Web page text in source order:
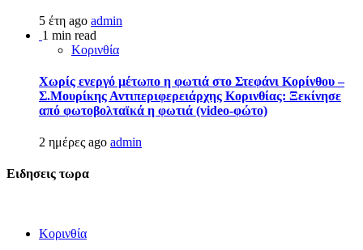
5 έτη ago admin
1 min read
Κορινθία
Χωρίς ενεργό μέτωπο η φωτιά στο Στεφάνι Κορίνθου –
Σ.Μουρίκης Αντιπεριφερειάρχης Κορινθίας: Ξεκίνησε
από φωτοβολταϊκά η φωτιά (video-φώτο)
2 ημέρες ago admin
Ειδησεις τωρα
Κορινθία